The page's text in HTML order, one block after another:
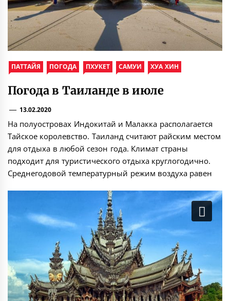
ПАТТАЙЯ ПОГОДА ПХУКЕТ САМУИ ХУА ХИН
Погода в Таиланде в июле
13.02.2020
На полуостровах Индокитай и Малакка располагается
Тайское королевство. Таиланд считают райским местом
для отдыха в любой сезон года. Климат страны
подходит для туристического отдыха круглогодично.
Среднегодовой температурный режим воздуха равен